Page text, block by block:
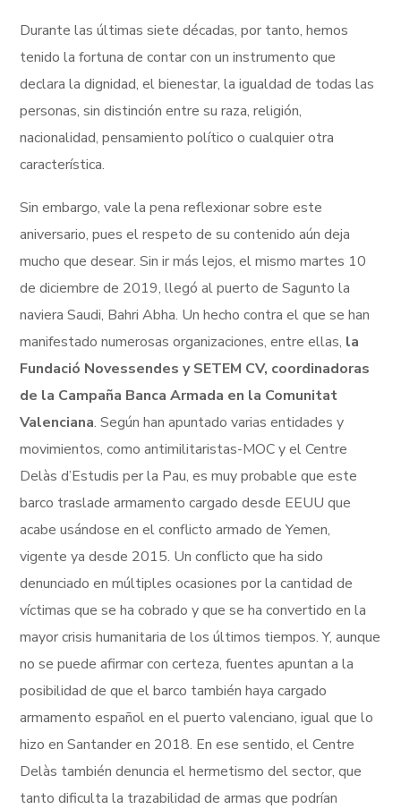
Durante las últimas siete décadas, por tanto, hemos
tenido la fortuna de contar con un instrumento que
declara la dignidad, el bienestar, la igualdad de todas las
personas, sin distinción entre su raza, religión,
nacionalidad, pensamiento político o cualquier otra
característica.
Sin embargo, vale la pena reflexionar sobre este
aniversario, pues el respeto de su contenido aún deja
mucho que desear. Sin ir más lejos, el mismo martes 10
de diciembre de 2019, llegó al puerto de Sagunto la
naviera Saudi, Bahri Abha. Un hecho contra el que se han
manifestado numerosas organizaciones, entre ellas, la
Fundació Novessendes y SETEM CV, coordinadoras
de la Campaña Banca Armada en la Comunitat
Valenciana. Según han apuntado varias entidades y
movimientos, como antimilitaristas-MOC y el Centre
Delàs d’Estudis per la Pau, es muy probable que este
barco traslade armamento cargado desde EEUU que
acabe usándose en el conflicto armado de Yemen,
vigente ya desde 2015. Un conflicto que ha sido
denunciado en múltiples ocasiones por la cantidad de
víctimas que se ha cobrado y que se ha convertido en la
mayor crisis humanitaria de los últimos tiempos. Y, aunque
no se puede afirmar con certeza, fuentes apuntan a la
posibilidad de que el barco también haya cargado
armamento español en el puerto valenciano, igual que lo
hizo en Santander en 2018. En ese sentido, el Centre
Delàs también denuncia el hermetismo del sector, que
tanto dificulta la trazabilidad de armas que podrían